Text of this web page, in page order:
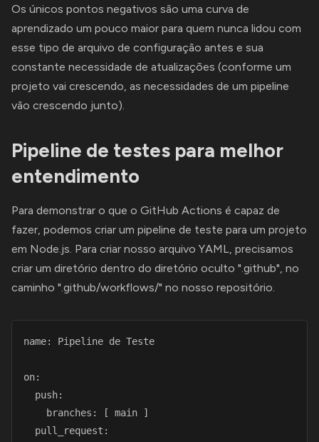
Os únicos pontos negativos são uma curva de
aprendizado um pouco maior para quem nunca lidou com
esse tipo de arquivo de configuração antes e sua
constante necessidade de atualizações (conforme um
projeto vai crescendo, as necessidades de um pipeline
vão crescendo junto).
Pipeline de testes para melhor
entendimento
Para demonstrar o que o GitHub Actions é capaz de
fazer, podemos criar um pipeline de teste para um projeto
em Node.js. Para criar nosso arquivo YAML, precisamos
criar um diretório dentro do diretório oculto ".github", no
caminho ".github/workflows/" no nosso repositório.
name: Pipeline de Teste
on:
  push:
    branches: [ main ]
  pull_request: